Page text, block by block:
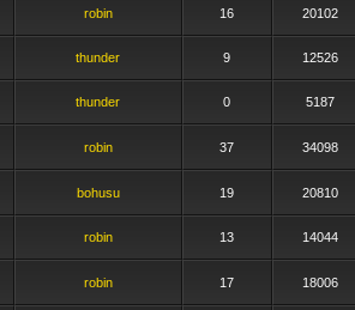
robin 16 20102
thunder 9 12526
thunder 0 5187
robin 37 34098
bohusu 19 20810
robin 13 14044
robin 17 18006